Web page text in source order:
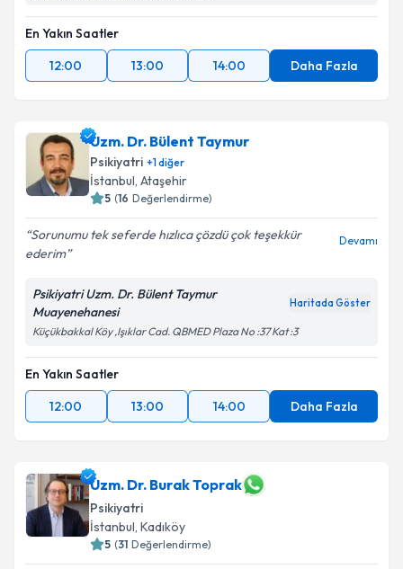
En Yakın Saatler
12:00
13:00 14:00 Daha Fazla
Uzm. Dr. Bülent Taymur
Psikiyatri +1diğer
İstanbul, Ataşehir
5 (16 Değerlendirme)
Sorunumu tek seferde hızlıca çözdü çok teşekkür
ederim
Devamı
Psikiyatri Uzm. Dr. Bülent Taymur
Muayenehanesi
Haritada Göster
Küçükbakkal Köy ,Işıklar Cad. QBMED Plaza No :37 Kat :3
En Yakın Saatler
12:00
13:00 14:00 Daha Fazla
Uzm. Dr. Burak Toprak
Psikiyatri
İstanbul, Kadıköy
5 (31 Değerlendirme)